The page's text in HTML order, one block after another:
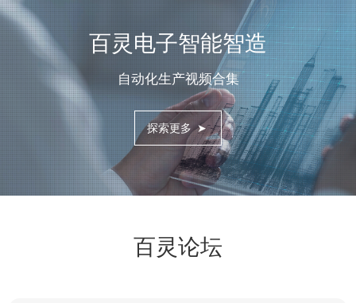
百灵电子智能智造
自动化生产视频合集
探索更多 ➤
百灵论坛